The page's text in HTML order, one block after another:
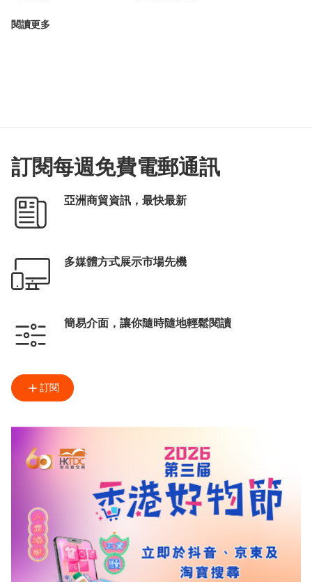
閱讀更多
訂閱每週免費電郵通訊
亞洲商貿資訊，最快最新
多媒體方式展示市場先機
簡易介面，讓你隨時隨地輕鬆閱讀
訂閱